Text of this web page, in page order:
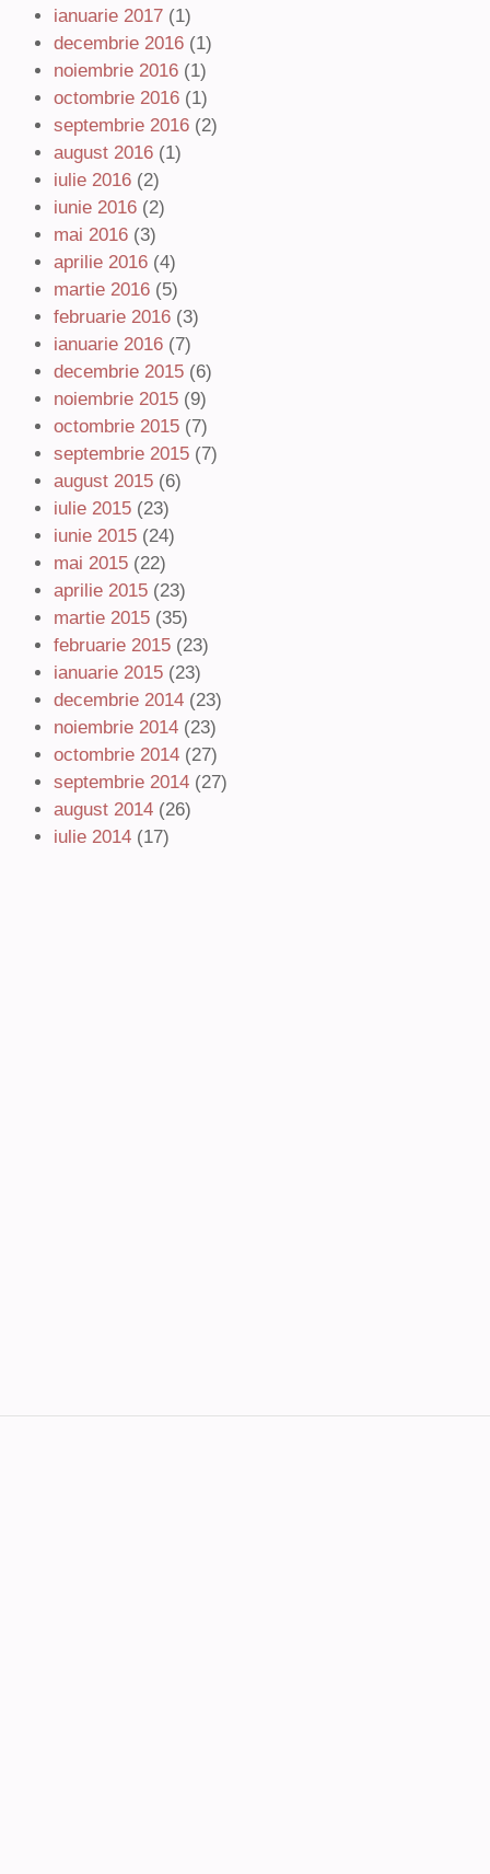
ianuarie 2017 (1)
decembrie 2016 (1)
noiembrie 2016 (1)
octombrie 2016 (1)
septembrie 2016 (2)
august 2016 (1)
iulie 2016 (2)
iunie 2016 (2)
mai 2016 (3)
aprilie 2016 (4)
martie 2016 (5)
februarie 2016 (3)
ianuarie 2016 (7)
decembrie 2015 (6)
noiembrie 2015 (9)
octombrie 2015 (7)
septembrie 2015 (7)
august 2015 (6)
iulie 2015 (23)
iunie 2015 (24)
mai 2015 (22)
aprilie 2015 (23)
martie 2015 (35)
februarie 2015 (23)
ianuarie 2015 (23)
decembrie 2014 (23)
noiembrie 2014 (23)
octombrie 2014 (27)
septembrie 2014 (27)
august 2014 (26)
iulie 2014 (17)